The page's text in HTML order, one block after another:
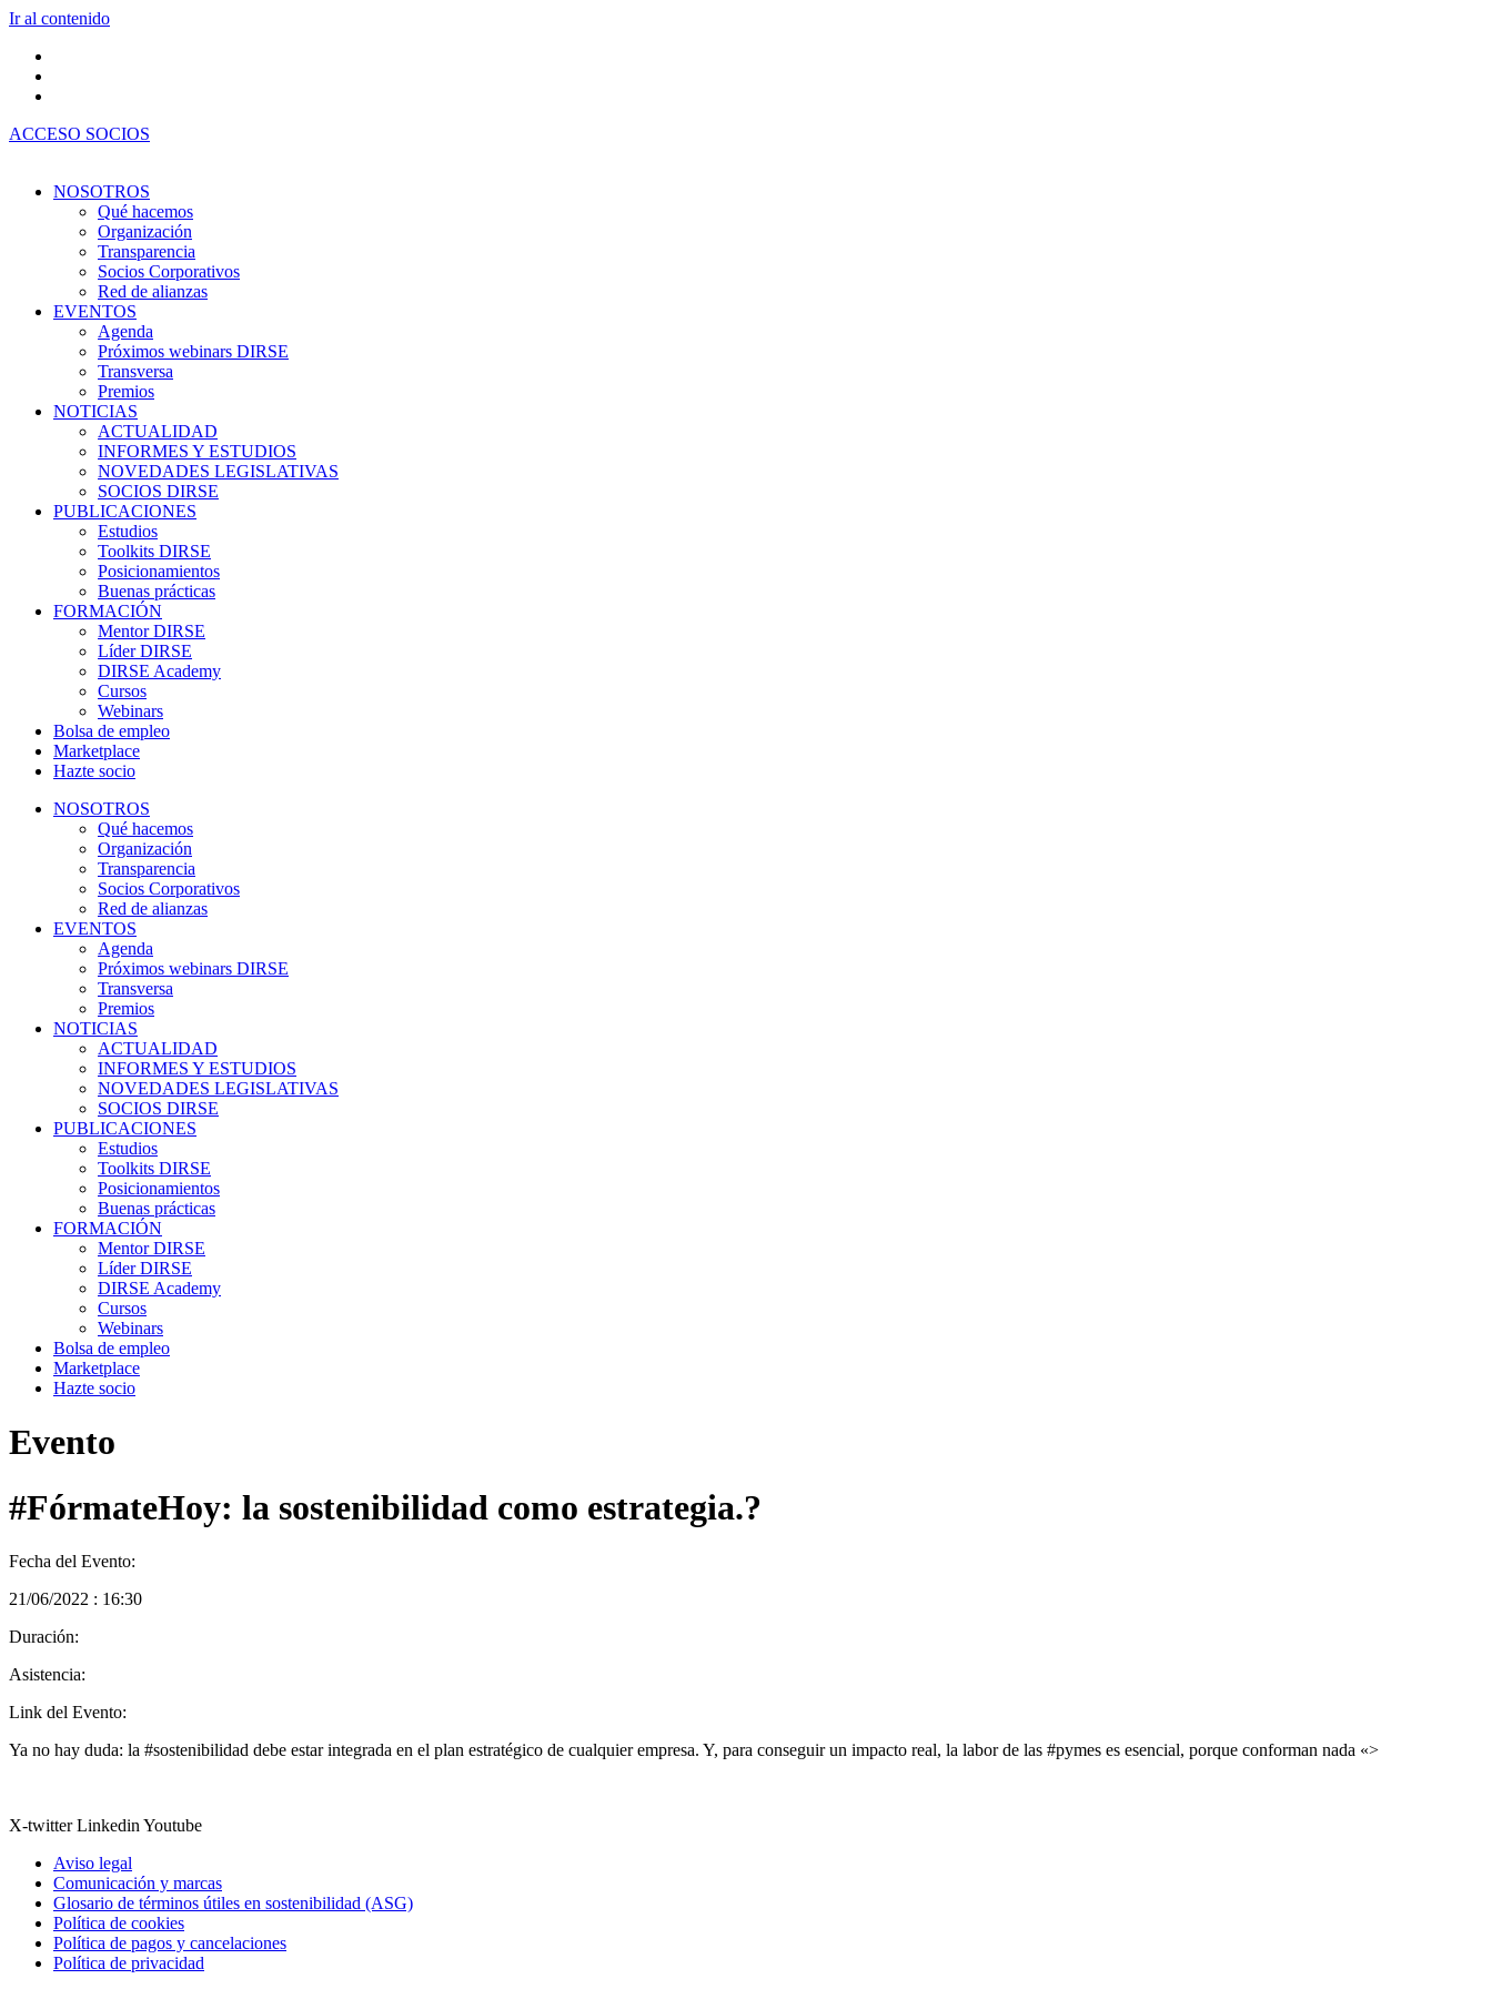
Ir al contenido
ACCESO SOCIOS
NOSOTROS
Qué hacemos
Organización
Transparencia
Socios Corporativos
Red de alianzas
EVENTOS
Agenda
Próximos webinars DIRSE
Transversa
Premios
NOTICIAS
ACTUALIDAD
INFORMES Y ESTUDIOS
NOVEDADES LEGISLATIVAS
SOCIOS DIRSE
PUBLICACIONES
Estudios
Toolkits DIRSE
Posicionamientos
Buenas prácticas
FORMACIÓN
Mentor DIRSE
Líder DIRSE
DIRSE Academy
Cursos
Webinars
Bolsa de empleo
Marketplace
Hazte socio
NOSOTROS
Qué hacemos
Organización
Transparencia
Socios Corporativos
Red de alianzas
EVENTOS
Agenda
Próximos webinars DIRSE
Transversa
Premios
NOTICIAS
ACTUALIDAD
INFORMES Y ESTUDIOS
NOVEDADES LEGISLATIVAS
SOCIOS DIRSE
PUBLICACIONES
Estudios
Toolkits DIRSE
Posicionamientos
Buenas prácticas
FORMACIÓN
Mentor DIRSE
Líder DIRSE
DIRSE Academy
Cursos
Webinars
Bolsa de empleo
Marketplace
Hazte socio
Evento
#FórmateHoy: la sostenibilidad como estrategia.?
Fecha del Evento:
21/06/2022 : 16:30
Duración:
Asistencia:
Link del Evento:
Ya no hay duda: la #sostenibilidad debe estar integrada en el plan estratégico de cualquier empresa. Y, para conseguir un impacto real, la labor de las #pymes es esencial, porque conforman nada «>
X-twitter Linkedin Youtube
Aviso legal
Comunicación y marcas
Glosario de términos útiles en sostenibilidad (ASG)
Política de cookies
Política de pagos y cancelaciones
Política de privacidad